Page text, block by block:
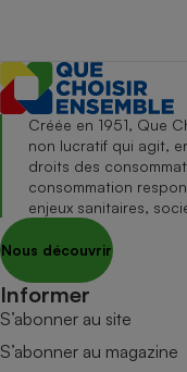
Créée en 1951, Que
non lucratif qui agit,
droits des
consommation
enjeux sanitaires,
Nous découvrir
Informer
S’abonner au site
S’abonner au magazine